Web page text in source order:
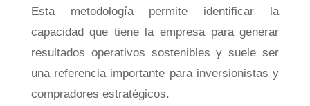
Esta metodología permite identificar la
capacidad que tiene la empresa para generar
resultados operativos sostenibles y suele ser
una referencia importante para inversionistas y
compradores estratégicos.